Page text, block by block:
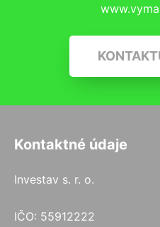
Kontaktné údaje
Investav s. r. o.
IČO: 55912222